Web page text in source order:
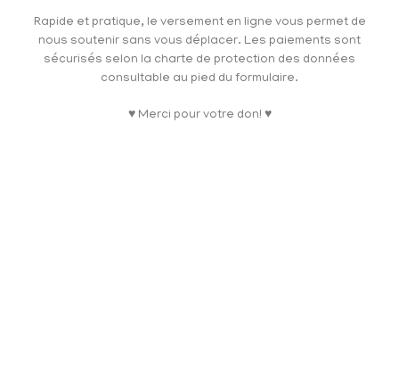
Rapide et pratique, le versement en ligne vous permet de
nous soutenir sans vous déplacer. Les paiements sont
sécurisés selon la charte de protection des données
consultable au pied du formulaire.
♥ Merci pour votre don! ♥